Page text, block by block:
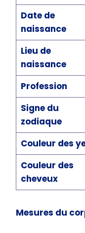
Date de
naissance
Lieu de
naissance
Profession
Signe du
zodiaque
Couleur des
Couleur des
cheveux
Mesures du